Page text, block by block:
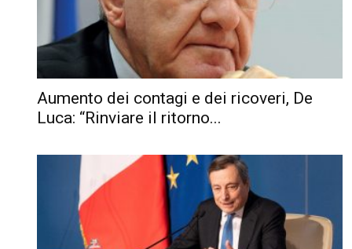
Aumento dei contagi e dei ricoveri, De
Luca: “Rinviare il ritorno...